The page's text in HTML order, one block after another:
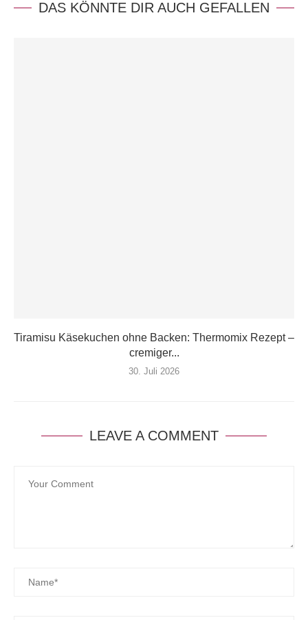
DAS KÖNNTE DIR AUCH GEFALLEN
Tiramisu Käsekuchen ohne Backen: Thermomix Rezept –
cremiger...
30. Juli 2026
LEAVE A COMMENT